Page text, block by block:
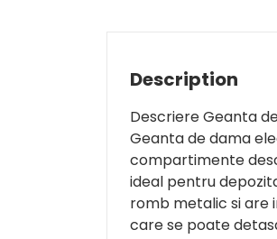
Description
Descriere Geanta
Geanta de dama
compartimente
ideal pentru
romb metalic si are
care se poate